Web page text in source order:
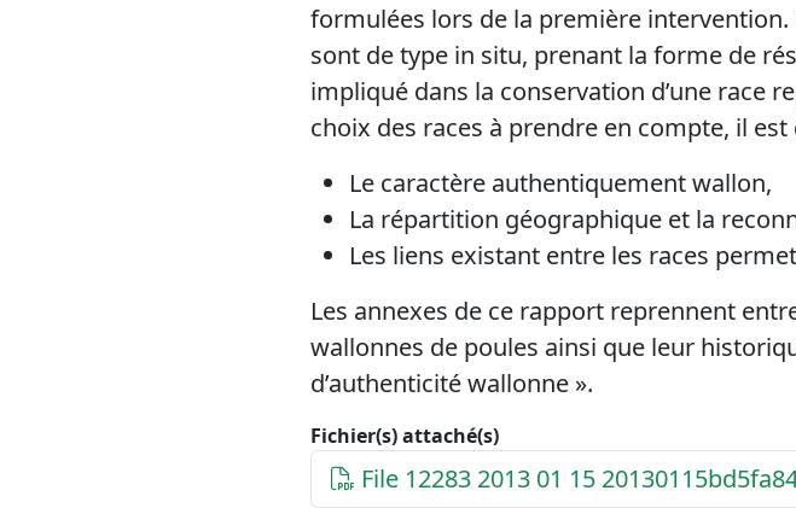
formulées lors de la première
sont de type in situ, prenant la forme de
impliqué dans la conservation d’une race
choix des races à prendre en compte, il est
Le caractère authentiquement wallon,
La répartition géographique et la
Les liens existant entre les races
Les annexes de ce rapport reprennent
wallonnes de poules ainsi que leur
d’authenticité wallonne ».
Fichier(s) attaché(s)
File 12283 2013 01 15